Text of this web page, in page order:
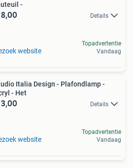
-
Details
website
Topadvertentie
Vandaag
Italia Design - Plafondlamp -
- Het
Details
website
Topadvertentie
Vandaag